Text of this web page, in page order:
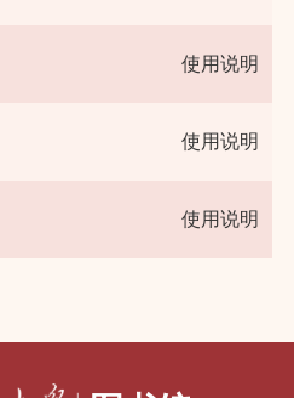
使用说明
使用说明
使用说明